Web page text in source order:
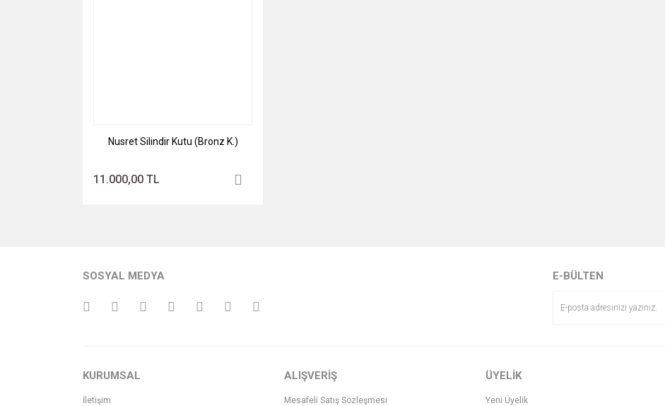
Nusret Silindir Kutu (Bronz K.)
11.000,00 TL
SOSYAL MEDYA E-BÜLTEN
KURUMSAL
İletişim
ALIŞVERİŞ
Mesafeli Satış Sözleşmesi
ÜYELİK
Yeni Üyelik